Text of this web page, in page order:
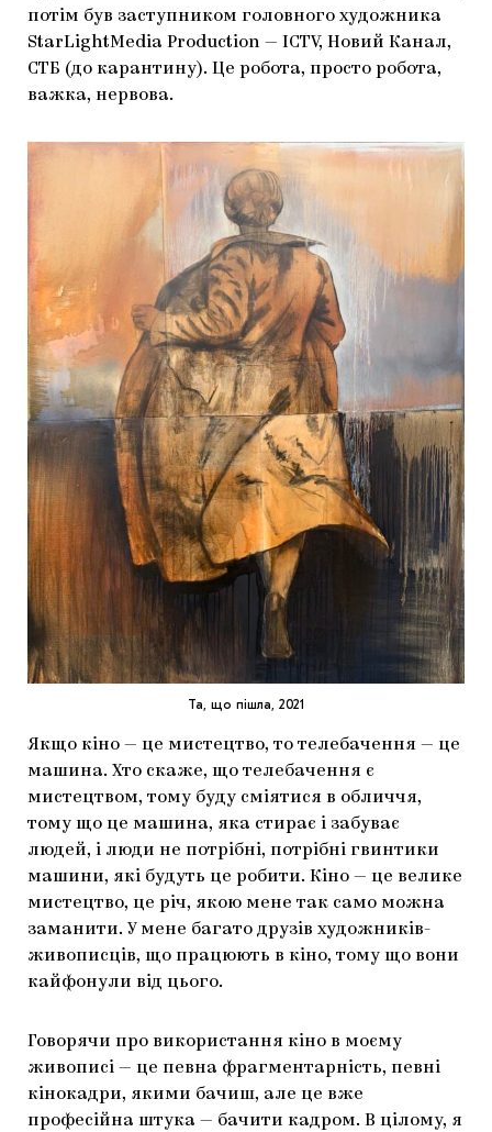
потім був заступником головного художника
StarLightMedia Production — ICTV, Новий Канал,
СТБ (до карантину). Це робота, просто робота,
важка, нервова.
Та, що пішла, 2021
Якщо кіно — це мистецтво, то телебачення — це
машина. Хто скаже, що телебачення є
мистецтвом, тому буду сміятися в обличчя,
тому що це машина, яка стирає і забуває
людей, і люди не потрібні, потрібні гвинтики
машини, які будуть це робити. Кіно — це велике
мистецтво, це річ, якою мене так само можна
заманити. У мене багато друзів художників-
живописців, що працюють в кіно, тому що вони
кайфонули від цього.
Говорячи про використання кіно в моєму
живописі — це певна фрагментарність, певні
кінокадри, якими бачиш, але це вже
професійна штука — бачити кадром. В цілому, я